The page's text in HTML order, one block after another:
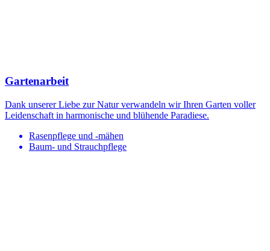
Gartenarbeit
Dank unserer Liebe zur Natur verwandeln wir Ihren Garten voller
Leidenschaft in harmonische und blühende Paradiese.
Rasenpflege und -mähen
Baum- und Strauchpflege